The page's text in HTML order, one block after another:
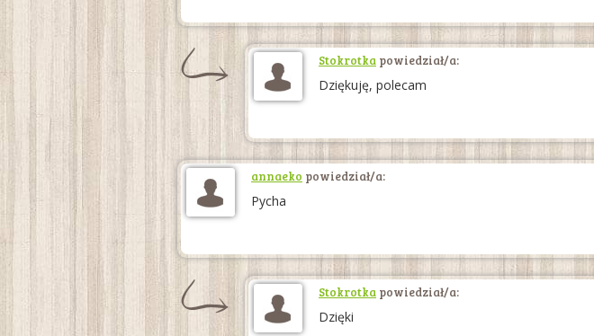
Stokrotka powiedział/a:
Dziękuję, polecam
annaeko powiedział/a:
Pycha
Stokrotka powiedział/a:
Dzięki